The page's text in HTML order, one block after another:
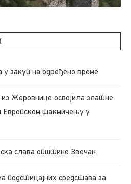
у закуп на одређено време
Жеровнице освојила златне
такмичењу у
слава општине Звечан
подстицајних средстава за